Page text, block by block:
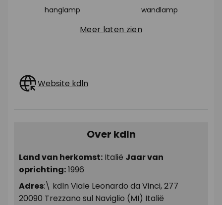
hanglamp wandlamp
Meer laten zien
Website kdln
Over kdln
Land van herkomst: Italië Jaar van
oprichting:1996
Adres:\ kdln Viale Leonardo da Vinci, 277
20090 Trezzano sul Naviglio (MI) Italië